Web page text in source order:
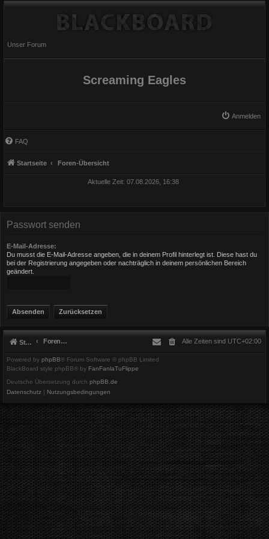
Unser Forum
Screaming Eagles
Anmelden
FAQ
Startseite Foren-Übersicht
Aktuelle Zeit: 07.08.2026, 16:38
Passwort senden
E-Mail-Adresse:
Du musst die E-Mail-Adresse angeben, die in deinem Profil hinterlegt ist. Diese hast du
bei der Registrierung angegeben oder nachträglich in deinem persönlichen Bereich
geändert.
Startseite Foren-Übersicht Alle Zeiten sind UTC+02:00
Powered by phpBB® Forum Software © phpBB Limited
BlackBoard style phpBB® by FanFanlaTuFlippe
Deutsche Übersetzung durch phpBB.de
Datenschutz | Nutzungsbedingungen